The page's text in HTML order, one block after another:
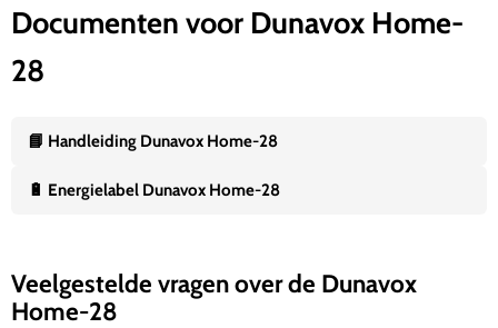
Documenten voor Dunavox Home-
28
📘 Handleiding Dunavox Home-28
🔋 Energielabel Dunavox Home-28
Veelgestelde vragen over de Dunavox
Home-28